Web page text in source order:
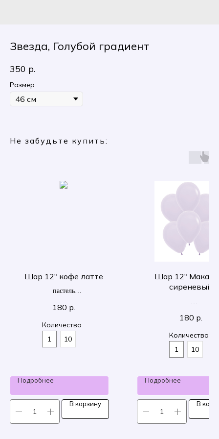
Звезда, Голубой градиент
350 р.
Размер
Не забудьте купить:
Шар 12" кофе латте
пастель
180 р.
Количество
1
10
Подробнее
В корзину
Шар 12"
сиреневый
180 р.
Количество
1
10
Подробнее
В